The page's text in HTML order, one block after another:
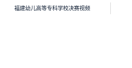
福建幼儿高等专科学校决赛视频